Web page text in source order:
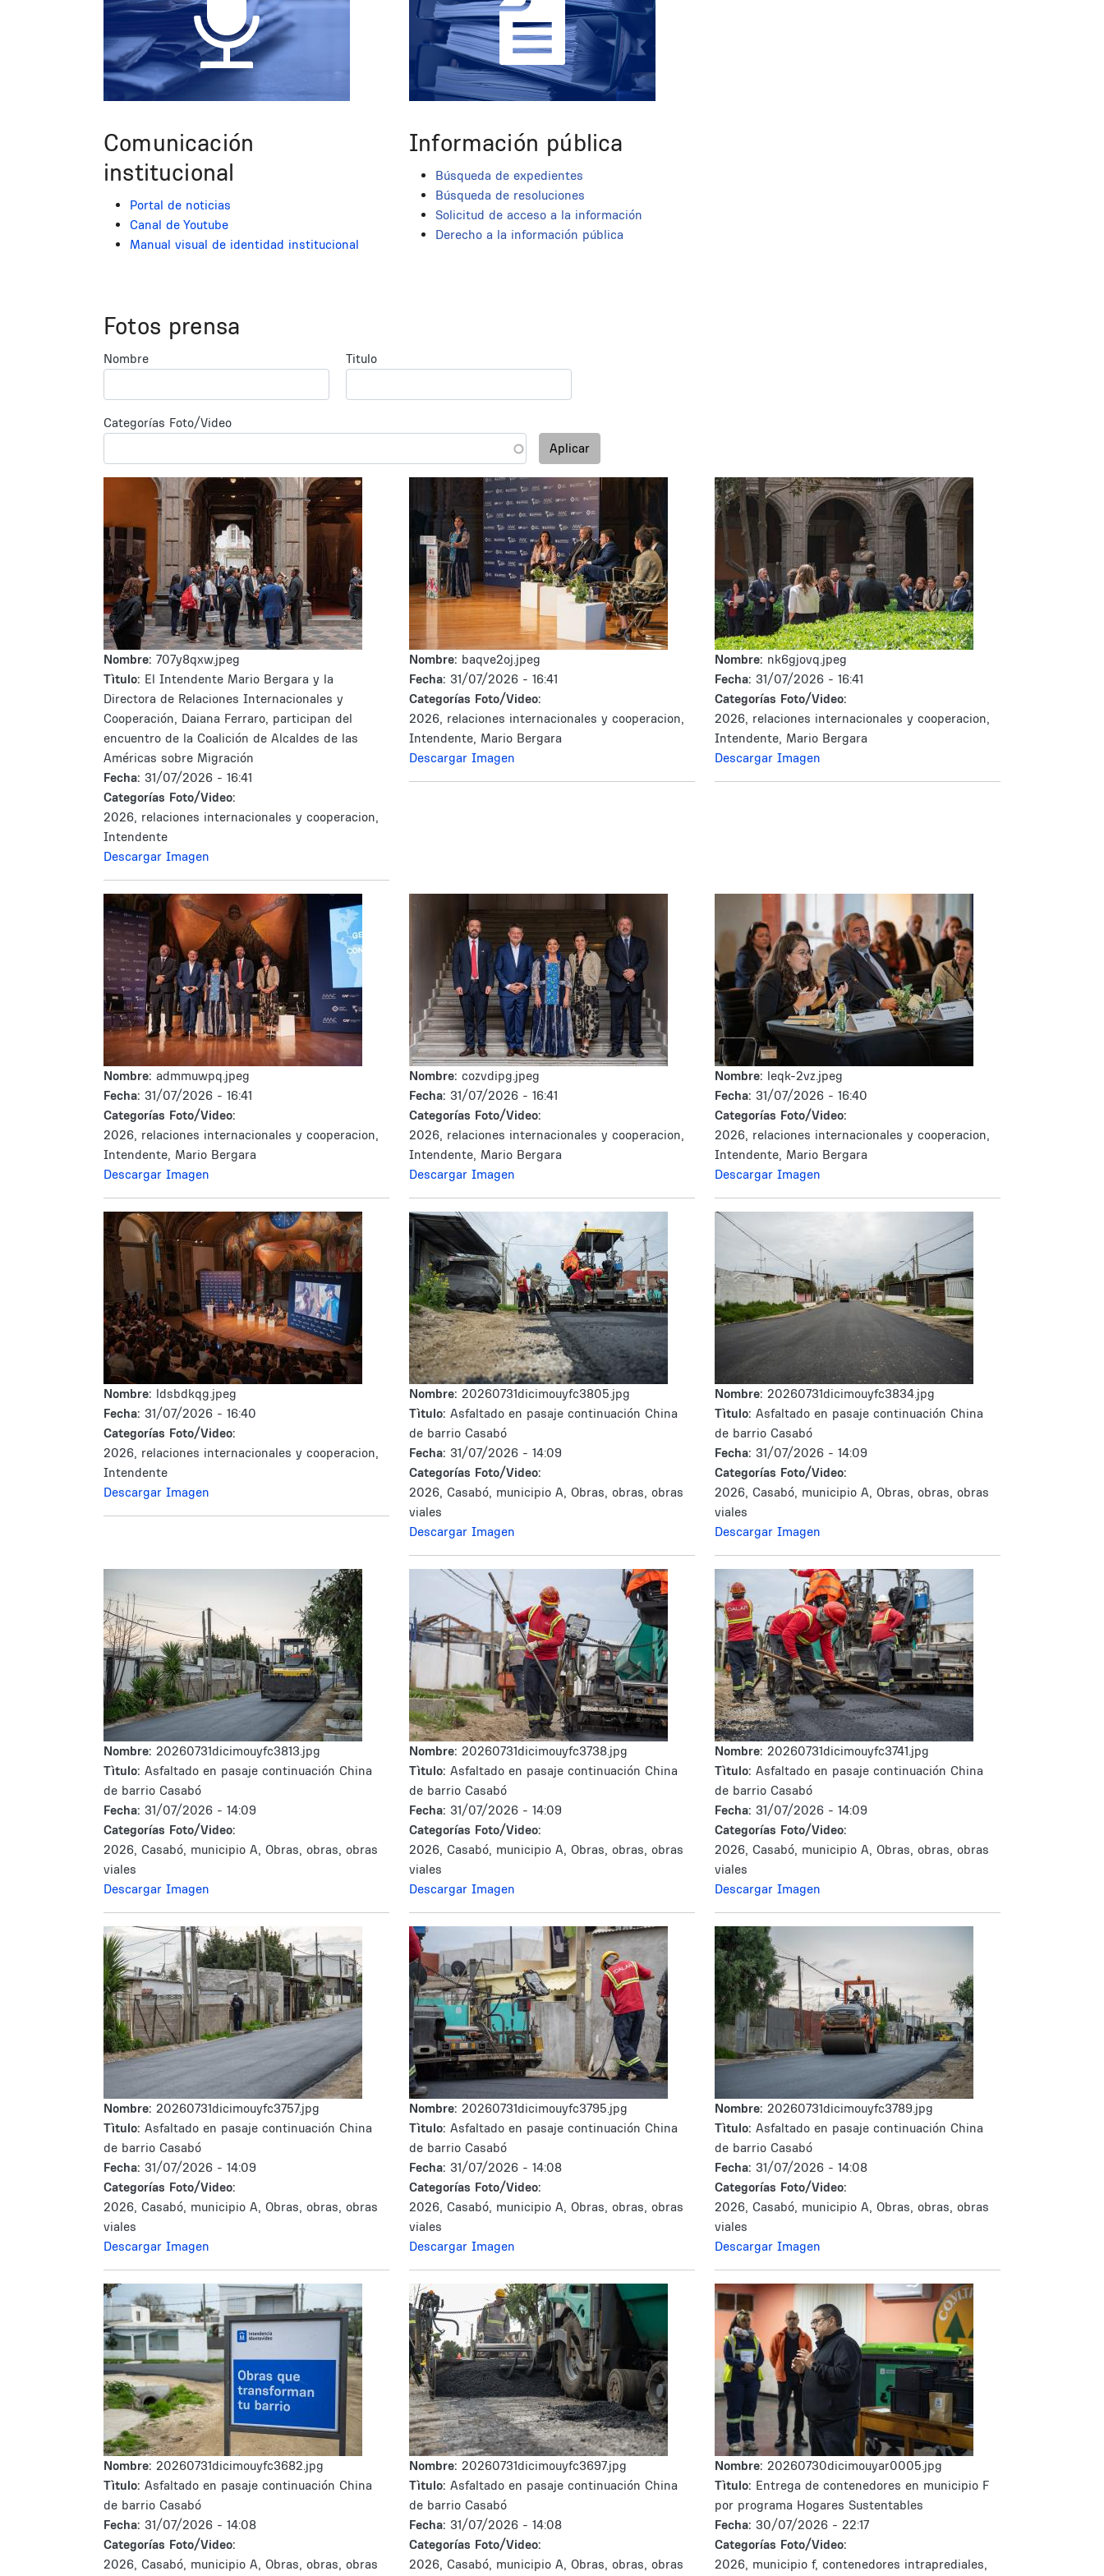
Comunicación
institucional
Portal de noticias
Canal de Youtube
Manual visual de identidad institucional
Información pública
Búsqueda de expedientes
Búsqueda de resoluciones
Solicitud de acceso a la información
Derecho a la información pública
Fotos prensa
Nombre Titulo
Categorías Foto/Video
Aplicar
Nombre: 707y8qxw.jpeg
Tìtulo: El Intendente Mario Bergara y la
Directora de Relaciones Internacionales y
Cooperación, Daiana Ferraro, participan del
encuentro de la Coalición de Alcaldes de las
Américas sobre Migración
Fecha: 31/07/2026 - 16:41
Categorías Foto/Video:
2026, relaciones internacionales y cooperacion,
Intendente
Descargar Imagen
Nombre: baqve2oj.jpeg
Fecha: 31/07/2026 - 16:41
Categorías Foto/Video:
2026, relaciones internacionales y cooperacion,
Intendente, Mario Bergara
Descargar Imagen
Nombre: nk6gjovq.jpeg
Fecha: 31/07/2026 - 16:41
Categorías Foto/Video:
2026, relaciones internacionales y cooperacion,
Intendente, Mario Bergara
Descargar Imagen
Nombre: admmuwpq.jpeg
Fecha: 31/07/2026 - 16:41
Categorías Foto/Video:
2026, relaciones internacionales y cooperacion,
Intendente, Mario Bergara
Descargar Imagen
Nombre: cozvdipg.jpeg
Fecha: 31/07/2026 - 16:41
Categorías Foto/Video:
2026, relaciones internacionales y cooperacion,
Intendente, Mario Bergara
Descargar Imagen
Nombre: leqk-2vz.jpeg
Fecha: 31/07/2026 - 16:40
Categorías Foto/Video:
2026, relaciones internacionales y cooperacion,
Intendente, Mario Bergara
Descargar Imagen
Nombre: ldsbdkqg.jpeg
Fecha: 31/07/2026 - 16:40
Categorías Foto/Video:
2026, relaciones internacionales y cooperacion,
Intendente
Descargar Imagen
Nombre: 20260731dicimouyfc3805.jpg
Tìtulo: Asfaltado en pasaje continuación China
de barrio Casabó
Fecha: 31/07/2026 - 14:09
Categorías Foto/Video:
2026, Casabó, municipio A, Obras, obras, obras
viales
Descargar Imagen
Nombre: 20260731dicimouyfc3834.jpg
Tìtulo: Asfaltado en pasaje continuación China
de barrio Casabó
Fecha: 31/07/2026 - 14:09
Categorías Foto/Video:
2026, Casabó, municipio A, Obras, obras, obras
viales
Descargar Imagen
Nombre: 20260731dicimouyfc3813.jpg
Tìtulo: Asfaltado en pasaje continuación China
de barrio Casabó
Fecha: 31/07/2026 - 14:09
Categorías Foto/Video:
2026, Casabó, municipio A, Obras, obras, obras
viales
Descargar Imagen
Nombre: 20260731dicimouyfc3738.jpg
Tìtulo: Asfaltado en pasaje continuación China
de barrio Casabó
Fecha: 31/07/2026 - 14:09
Categorías Foto/Video:
2026, Casabó, municipio A, Obras, obras, obras
viales
Descargar Imagen
Nombre: 20260731dicimouyfc3741.jpg
Tìtulo: Asfaltado en pasaje continuación China
de barrio Casabó
Fecha: 31/07/2026 - 14:09
Categorías Foto/Video:
2026, Casabó, municipio A, Obras, obras, obras
viales
Descargar Imagen
Nombre: 20260731dicimouyfc3757.jpg
Tìtulo: Asfaltado en pasaje continuación China
de barrio Casabó
Fecha: 31/07/2026 - 14:09
Categorías Foto/Video:
2026, Casabó, municipio A, Obras, obras, obras
viales
Descargar Imagen
Nombre: 20260731dicimouyfc3795.jpg
Tìtulo: Asfaltado en pasaje continuación China
de barrio Casabó
Fecha: 31/07/2026 - 14:08
Categorías Foto/Video:
2026, Casabó, municipio A, Obras, obras, obras
viales
Descargar Imagen
Nombre: 20260731dicimouyfc3789.jpg
Tìtulo: Asfaltado en pasaje continuación China
de barrio Casabó
Fecha: 31/07/2026 - 14:08
Categorías Foto/Video:
2026, Casabó, municipio A, Obras, obras, obras
viales
Descargar Imagen
Nombre: 20260731dicimouyfc3682.jpg
Tìtulo: Asfaltado en pasaje continuación China
de barrio Casabó
Fecha: 31/07/2026 - 14:08
Categorías Foto/Video:
2026, Casabó, municipio A, Obras, obras, obras
Nombre: 20260731dicimouyfc3697.jpg
Tìtulo: Asfaltado en pasaje continuación China
de barrio Casabó
Fecha: 31/07/2026 - 14:08
Categorías Foto/Video:
2026, Casabó, municipio A, Obras, obras, obras
Nombre: 20260730dicimouyar0005.jpg
Tìtulo: Entrega de contenedores en municipio F
por programa Hogares Sustentables
Fecha: 30/07/2026 - 22:17
Categorías Foto/Video:
2026, municipio f, contenedores intraprediales,